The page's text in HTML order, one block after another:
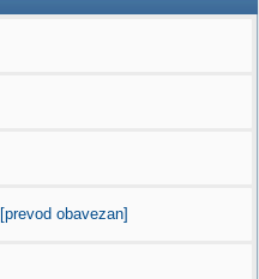
obavezan]